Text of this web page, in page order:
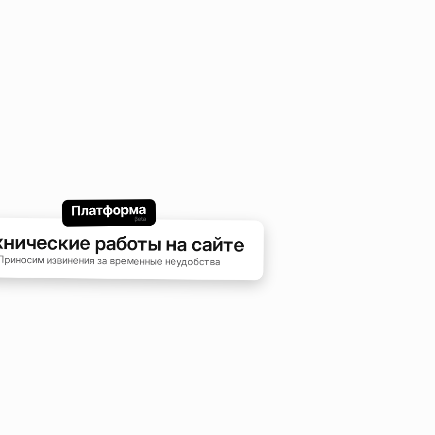
работы на сайте
извинения за временные неудобства